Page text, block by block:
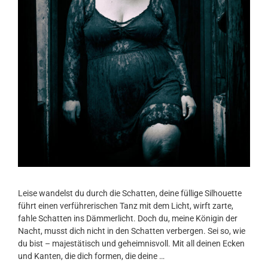
Leise wandelst du durch die Schatten, deine füllige Silhouette
führt einen verführerischen Tanz mit dem Licht, wirft zarte,
fahle Schatten ins Dämmerlicht. Doch du, meine Königin der
Nacht, musst dich nicht in den Schatten verbergen. Sei so, wie
du bist – majestätisch und geheimnisvoll. Mit all deinen Ecken
und Kanten, die dich formen, die deine …